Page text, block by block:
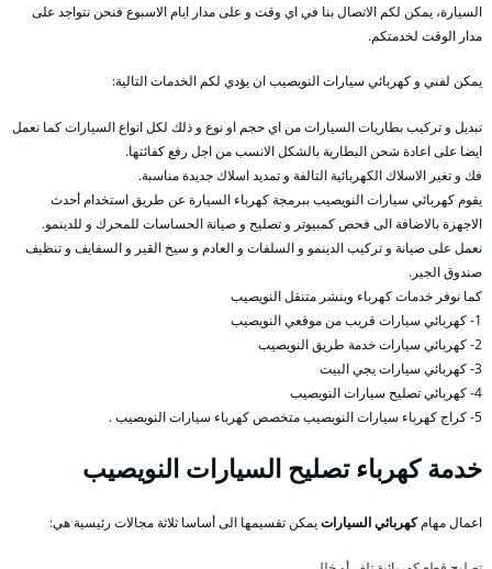
السيارة، يمكن لكم الاتصال بنا في اي وقت و على مدار ايام الاسبوع فنحن نتواجد على
مدار الوقت لخدمتكم.
يمكن لفني و كهربائي سيارات النويصيب ان يؤدي لكم الخدمات التالية:
تبديل و تركيب بطاريات السيارات من اي حجم او نوع و ذلك لكل انواع السيارات كما نعمل
ايضا على اعادة شحن البطارية بالشكل الانسب من اجل رفع كفائتها.
فك و تغير الاسلاك الكهربائية التالفة و تمديد اسلاك جديدة مناسبة.
يقوم كهربائي سيارات النويصيب ببرمجة كهرباء السيارة عن طريق استخدام أحدث
الاجهزة بالاضافة الى فحص كمبيوتر و تصليح و صيانة الحساسات للمحرك و للدينمو.
نعمل على صيانة و تركيب الدينمو و السلفات و العادم و سيخ القير و السفايف و تنظيف
صندوق الجير.
كما نوفر خدمات كهرباء وبنشر متنقل النويصيب
1- كهربائي سيارات قريب من موقعي النويصيب
2- كهربائي سيارات خدمة طريق النويصيب
3- كهربائي سيارات يجي البيت
4- كهربائي تصليح سيارات النويصيب
5- كراج كهرباء سيارات النويصيب متخصص كهرباء سيارات النويصيب .
خدمة كهرباء تصليح السيارات النويصيب
اعمال مهامكهربائي السياراتيمكن تقسيمها الى أساسا ثلاثة مجالات رئيسية هي: